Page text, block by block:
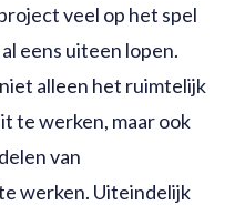
veel op het spel
eens uiteen lopen.
alleen het ruimtelijk
te werken, maar ook
van
werken. Uiteindelijk